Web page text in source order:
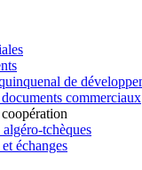
de
commerciaux
tchèques
échanges